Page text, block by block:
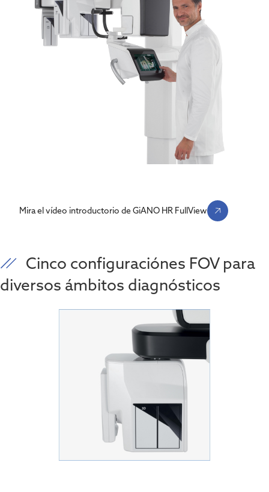
Mira el vídeo introductorio de GiANO HR FullView
Cinco configuraciónes FOV para
diversos ámbitos diagnósticos